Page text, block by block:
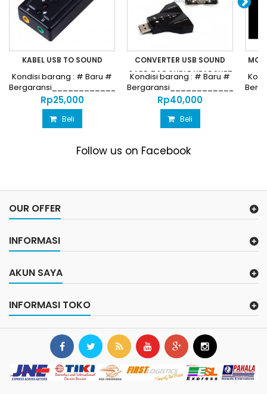
KABEL USB TO SOUND
Kondisi barang : # Baru #
Bergaransi________________________________
Harga...
Rp‎25,000
Beli
CONVERTER USB SOUND
CARD 7.1 DOUBLE HEADSHET
Kondisi barang : # Baru #
Harga...
Rp‎40,000
Beli
Follow us on Facebook
OUR OFFER
INFORMASI
AKUN SAYA
INFORMASI TOKO